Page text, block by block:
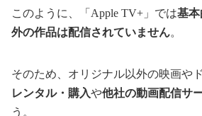
このように、「Apple TV+」では基
外の作品は配信されていません。
そのため、オリジナル以外の映画や
レンタル・購入や他社の動画配信サ
う。